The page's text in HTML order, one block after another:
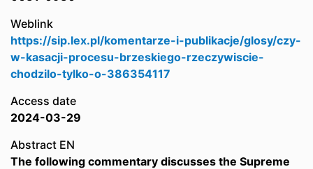
Weblink
https://sip.lex.pl/komentarze-i-publikacje/glosy/czy-
w-kasacji-procesu-brzeskiego-rzeczywiscie-
chodzilo-tylko-o-386354117
Access date
2024-03-29
Abstract EN
The following commentary discusses the Supreme